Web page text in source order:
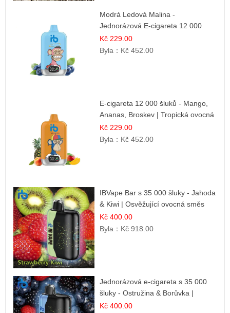
Modrá Ledová Malina -
Jednorázová E-cigareta 12 000
šluků | Osvěžující Bobulová Příchuť
Kč 229.00
Byla： Kč 452.00
E-cigareta 12 000 šluků - Mango,
Ananas, Broskev | Tropická ovocná
směs
Kč 229.00
Byla： Kč 452.00
IBVape Bar s 35 000 šluky - Jahoda
& Kiwi | Osvěžující ovocná směs
Kč 400.00
Byla： Kč 918.00
Jednorázová e-cigareta s 35 000
šluky - Ostružina & Borůvka |
Intenzivní lesní směs
Kč 400.00